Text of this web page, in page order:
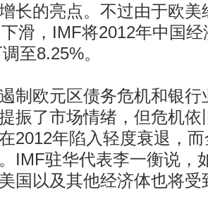
长的亮点。不过由于欧美
滑，IMF将2012年中国
至8.25%。
欧元区债务危机和银行
振了市场情绪，但危机依
2012年陷入轻度衰退，
IMF驻华代表李一衡说，
国以及其他经济体也将受